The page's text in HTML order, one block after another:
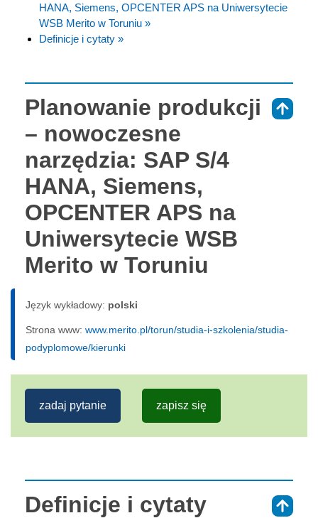
HANA, Siemens, OPCENTER APS na Uniwersytecie
WSB Merito w Toruniu »
Definicje i cytaty »
Planowanie produkcji
– nowoczesne
narzędzia: SAP S/4
HANA, Siemens,
OPCENTER APS na
Uniwersytecie WSB
Merito w Toruniu
Język wykładowy: polski
Strona www: www.merito.pl/torun/studia-i-szkolenia/studia-
podyplomowe/kierunki
zadaj pytanie zapisz się
Definicje i cytaty